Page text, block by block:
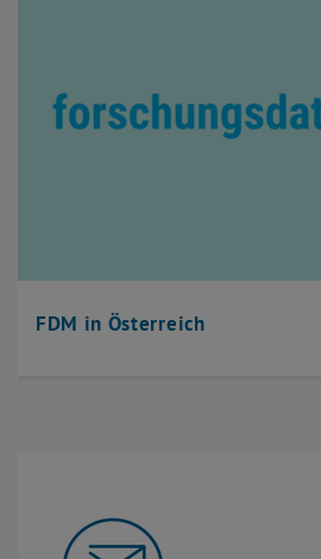
FDM in Österreich